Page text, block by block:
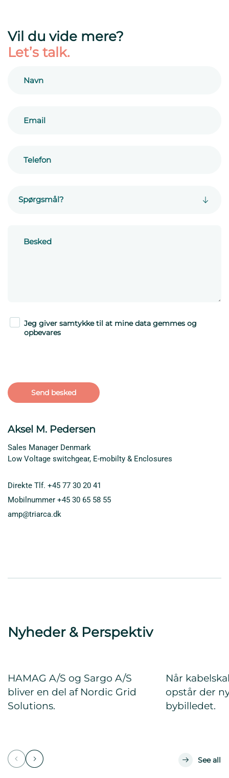
Aksel M. Pedersen
Sales Manager Denmark
Low Voltage switchgear, E-mobilty & Enclosures
Direkte Tlf. +45 77 30 20 41
Mobilnummer +45 30 65 58 55
amp@triarca.dk
Vil du vide mere?
Let’s talk.
Jeg giver samtykke til at mine data gemmes og
opbevares
Nyheder & Perspektiv
HAMAG A/S og Sargo A/S
bliver en del af Nordic Grid
Solutions.
Når
opstår der
bybilledet.
See all